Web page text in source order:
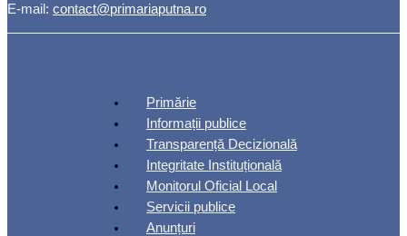
E-mail: contact@primariaputna.ro
Primărie
Informații publice
Transparență Decizională
Integritate Instituțională
Monitorul Oficial Local
Servicii publice
Anunțuri